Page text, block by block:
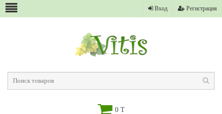
Вход Регистрация
0 T